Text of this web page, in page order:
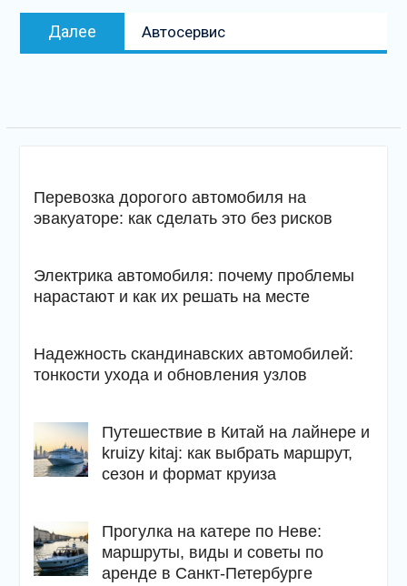
Далее
Следующая
запись
Автосервис
Перевозка дорогого автомобиля на
эвакуаторе: как сделать это без рисков
Электрика автомобиля: почему проблемы
нарастают и как их решать на месте
Надежность скандинавских автомобилей:
тонкости ухода и обновления узлов
Путешествие в Китай на лайнере и
kruizy kitaj: как выбрать маршрут,
сезон и формат круиза
Прогулка на катере по Неве:
маршруты, виды и советы по
аренде в Санкт-Петербурге